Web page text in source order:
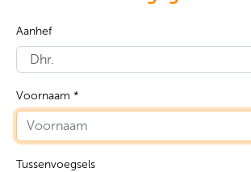
Aanhef
Voornaam *
Tussenvoegsels